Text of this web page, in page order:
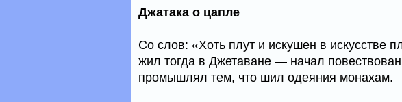
Джатака о цапле
Со слов: «Хоть плут и искушен в искусстве
жил тогда в Джетаване — начал
промышлял тем, что шил одеяния монахам.